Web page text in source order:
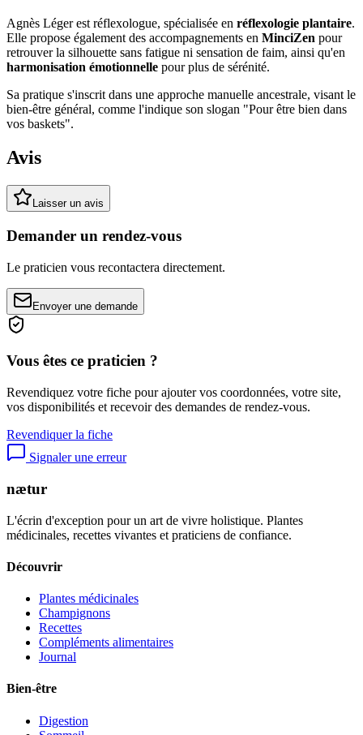
Agnès Léger est réflexologue, spécialisée en réflexologie plantaire.
Elle propose également des accompagnements en MinciZen pour
retrouver la silhouette sans fatigue ni sensation de faim, ainsi qu'en
harmonisation émotionnelle pour plus de sérénité.
Sa pratique s'inscrit dans une approche manuelle ancestrale, visant le
bien-être général, comme l'indique son slogan "Pour être bien dans
vos baskets".
Avis
Laisser un avis
Demander un rendez-vous
Le praticien vous recontactera directement.
Envoyer une demande
Vous êtes ce praticien ?
Revendiquez votre fiche pour ajouter vos coordonnées, votre site,
vos disponibilités et recevoir des demandes de rendez-vous.
Revendiquer la fiche
Signaler une erreur
nætur
L'écrin d'exception pour un art de vivre holistique. Plantes
médicinales, recettes vivantes et praticiens de confiance.
Découvrir
Plantes médicinales
Champignons
Recettes
Compléments alimentaires
Journal
Bien-être
Digestion